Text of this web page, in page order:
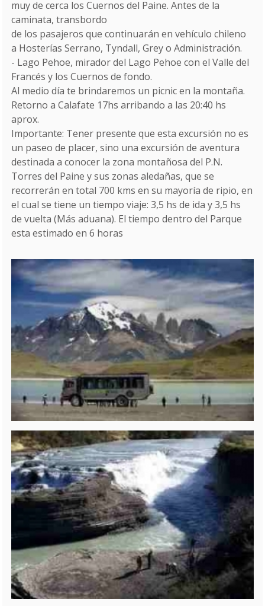
muy de cerca los Cuernos del Paine. Antes de la
caminata, transbordo
de los pasajeros que continuarán en vehículo chileno
a Hosterías Serrano, Tyndall, Grey o Administración.
- Lago Pehoe, mirador del Lago Pehoe con el Valle del
Francés y los Cuernos de fondo.
Al medio día te brindaremos un picnic en la montaña.
Retorno a Calafate 17hs arribando a las 20:40 hs
aprox.
Importante: Tener presente que esta excursión no es
un paseo de placer, sino una excursión de aventura
destinada a conocer la zona montañosa del P.N.
Torres del Paine y sus zonas aledañas, que se
recorrerán en total 700 kms en su mayoría de ripio, en
el cual se tiene un tiempo viaje: 3,5 hs de ida y 3,5 hs
de vuelta (Más aduana). El tiempo dentro del Parque
esta estimado en 6 horas